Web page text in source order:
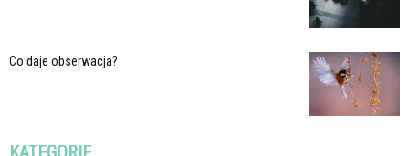
Co daje obserwacja?